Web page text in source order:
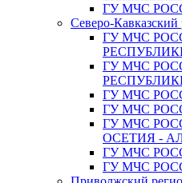
ГУ МЧС
Северо-
ГУ МЧС
ГУ МЧС
ГУ МЧС
ГУ МЧС
ГУ МЧС
ОСЕТИЯ -
ГУ МЧС
ГУ МЧС